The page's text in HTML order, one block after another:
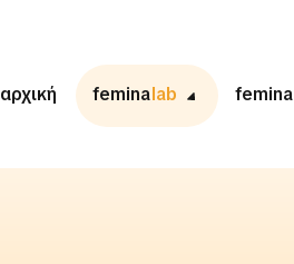
αρχική feminalab femina